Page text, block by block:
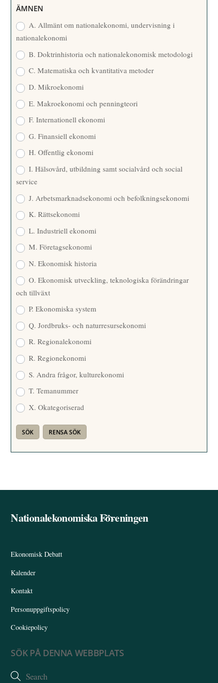
R
ÄMNEN
A. Allmänt om nationalekonomi, undervisning i
nationalekonomi
B. Doktrinhistoria och nationalekonomisk metodologi
C. Matematiska och kvantitativa metoder
D. Mikroekonomi
E. Makroekonomi och penningteori
F. Internationell ekonomi
G. Finansiell ekonomi
H. Offentlig ekonomi
I. Hälsovård, utbildning samt socialvård och social
service
J. Arbetsmarknadsekonomi och befolkningsekonomi
K. Rättsekonomi
L. Industriell ekonomi
M. Företagsekonomi
N. Ekonomisk historia
O. Ekonomisk utveckling, teknologiska förändringar
och tillväxt
P. Ekonomiska system
Q. Jordbruks- och naturresursekonomi
R. Regionalekonomi
R. Regionekonomi
S. Andra frågor, kulturekonomi
T. Temanummer
X. Okategoriserad
Back
Nationalekonomiska Föreningen
Ekonomisk Debatt
Kalender
Kontakt
Personuppgiftspolicy
Cookiepolicy
SÖK PÅ DENNA WEBBPLATS